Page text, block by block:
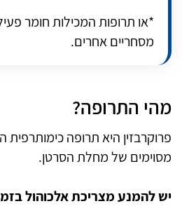
*או תרופות המכילות חומר
מסחריים אחרים.
מהי התרופה?
פרוקרבזין היא תרופה כימותרפית
מסוימים של מחלת הסרטן.
יש להמנע מצריכת אלכוהול